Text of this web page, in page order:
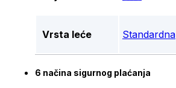
Vrsta leće Standardna
6 načina sigurnog plaćanja